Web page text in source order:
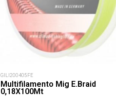
GILI200405FE
Multifilamento Mig E.Braid
0,18X100Mt